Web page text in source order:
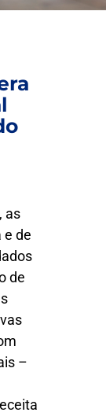
as
e de
de
–